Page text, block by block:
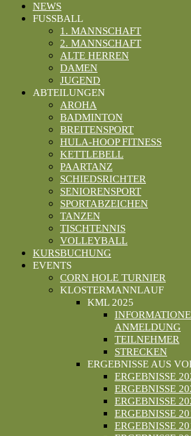
NEWS
FUSSBALL
1. MANNSCHAFT
2. MANNSCHAFT
ALTE HERREN
DAMEN
JUGEND
ABTEILUNGEN
AROHA
BADMINTON
BREITENSPORT
HULA-HOOP FITNESS
KETTLEBELL
PAARTANZ
SCHIEDSRICHTER
SENIORENSPORT
SPORTABZEICHEN
TANZEN
TISCHTENNIS
VOLLEYBALL
KURSBUCHUNG
EVENTS
CORN HOLE TURNIER
KLOSTERMANNLAUF
KML 2025
ANMELDUNG
TEILNEHMER
STRECKEN
ERGEBNISSE AUS
ERGEBNISSE
ERGEBNISSE
ERGEBNISSE
ERGEBNISSE
ERGEBNISSE